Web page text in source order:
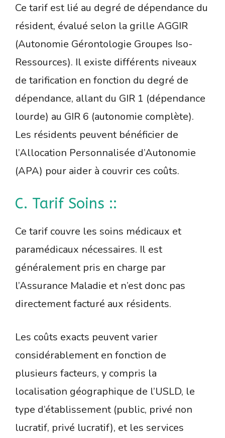
Ce tarif est lié au degré de dépendance du
résident, évalué selon la grille AGGIR
(Autonomie Gérontologie Groupes Iso-
Ressources). Il existe différents niveaux
de tarification en fonction du degré de
dépendance, allant du GIR 1 (dépendance
lourde) au GIR 6 (autonomie complète).
Les résidents peuvent bénéficier de
l’Allocation Personnalisée d’Autonomie
(APA) pour aider à couvrir ces coûts.
C. Tarif Soins ::
Ce tarif couvre les soins médicaux et
paramédicaux nécessaires. Il est
généralement pris en charge par
l’Assurance Maladie et n’est donc pas
directement facturé aux résidents.
Les coûts exacts peuvent varier
considérablement en fonction de
plusieurs facteurs, y compris la
localisation géographique de l’USLD, le
type d’établissement (public, privé non
lucratif, privé lucratif), et les services